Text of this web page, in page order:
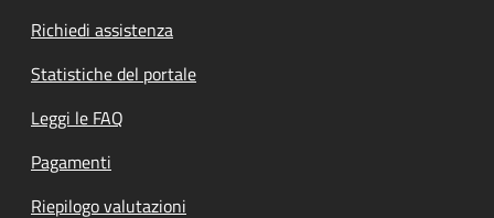
Richiedi assistenza
Statistiche del portale
Leggi le FAQ
Pagamenti
Riepilogo valutazioni